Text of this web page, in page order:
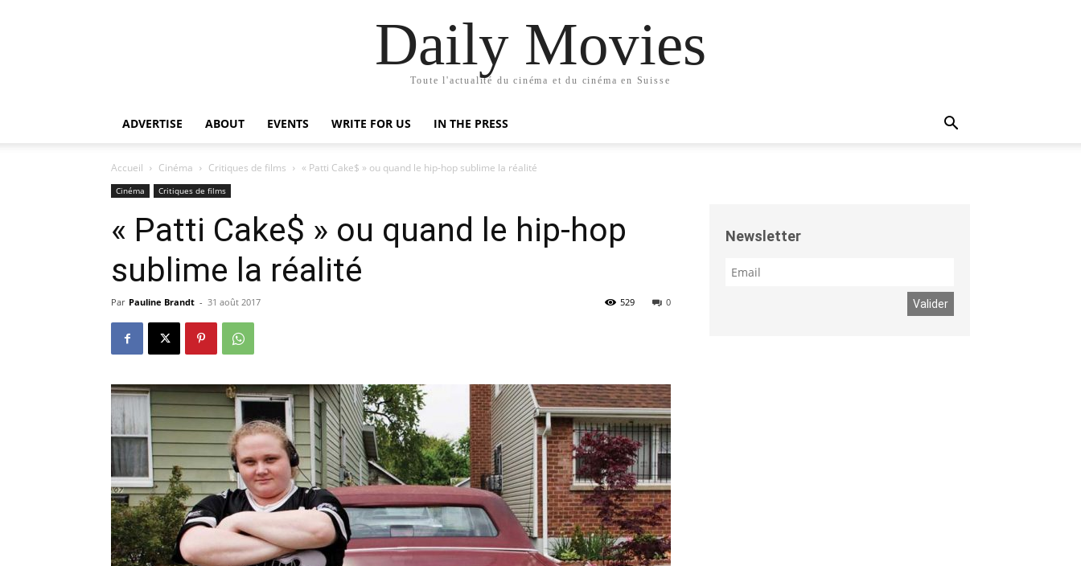
Daily Movies
Toute l'actualité du cinéma et du cinéma en Suisse
ADVERTISE ABOUT EVENTS WRITE FOR US IN THE PRESS
Accueil Cinéma Critiques de films « Patti Cake$ » ou quand le hip-hop sublime la réalité
Cinéma Critiques de films
« Patti Cake$ » ou quand le hip-hop
sublime la réalité
Par Pauline Brandt - 31 août 2017 0
529
Newsletter